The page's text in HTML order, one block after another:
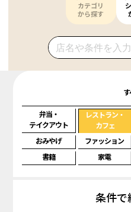
カテゴリ
から探す
弁当・
テイクアウト
レストラン・
カフェ
おみやげ ファッション
書籍
家電
条件で